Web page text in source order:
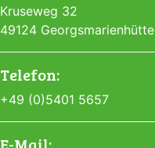
Kruseweg 32
49124 Georgsmarienhütte
Telefon:
+49 (0)5401 5657